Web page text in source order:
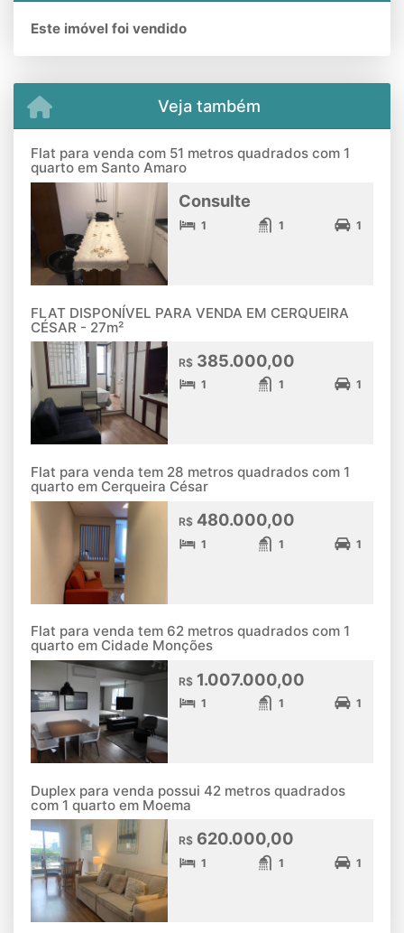
Este imóvel foi vendido
Veja também
Flat para venda com 51 metros quadrados com 1
quarto em Santo Amaro
Consulte
1 1 1
FLAT DISPONÍVEL PARA VENDA EM CERQUEIRA
CÉSAR - 27m²
R$ 385.000,00
1 1 1
Flat para venda tem 28 metros quadrados com 1
quarto em Cerqueira César
R$ 480.000,00
1 1 1
Flat para venda tem 62 metros quadrados com 1
quarto em Cidade Monções
R$ 1.007.000,00
1 1 1
Duplex para venda possui 42 metros quadrados
com 1 quarto em Moema
R$ 620.000,00
1 1 1